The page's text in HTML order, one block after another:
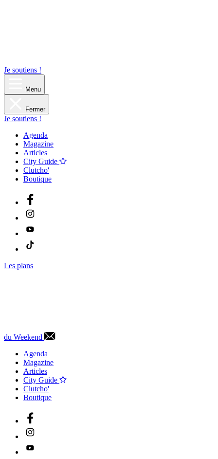
Je soutiens !
Menu
Fermer
Je soutiens !
Agenda
Magazine
Articles
City Guide
Clutcho'
Boutique
Les plans
du Weekend
Agenda
Magazine
Articles
City Guide
Clutcho'
Boutique